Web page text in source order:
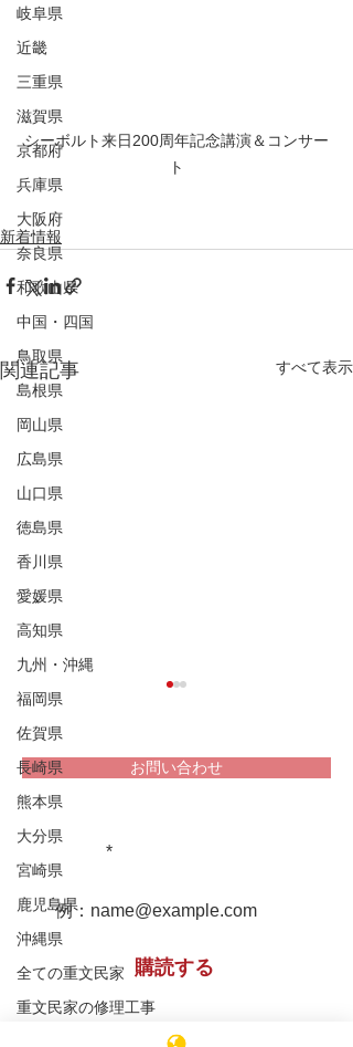
岐阜県
近畿
三重県
滋賀県
京都府
兵庫県
大阪府
奈良県
和歌山県
中国・四国
鳥取県
島根県
岡山県
広島県
山口県
徳島県
香川県
愛媛県
高知県
九州・沖縄
福岡県
佐賀県
長崎県
熊本県
大分県
宮崎県
鹿児島県
沖縄県
全ての重文民家
重文民家の修理工事
シーボルト来日200周年記念講演＆コンサー
ト
新着情報
関連記事 すべて表示
春の特別公開 ― 国指定重
要文化財 河本家住宅（鳥
取県琴浦町）
お問い合わせ
重文民家についての情報をお届け
購読する